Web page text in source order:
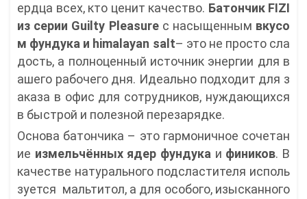
ердца всех, кто ценит качество. Батончик FIZI
из серии Guilty Pleasureс насыщенным вкусо
м фундука и himalayan salt– это не просто сла
дость, а полноценный источник энергии для в
ашего рабочего дня. Идеально подходит для з
аказа в офис для сотрудников, нуждающихся
в быстрой и полезной перезарядке.
Основа батончика – это гармоничное сочетан
ие измельчённых ядер фундука и фиников. В
качестве натурального подсластителя исполь
зуется мальтитол, а для особого, изысканного